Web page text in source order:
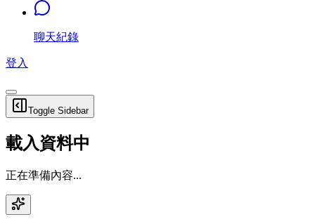
聊天紀錄
登入
Toggle Sidebar
載入資料中
正在準備內容...